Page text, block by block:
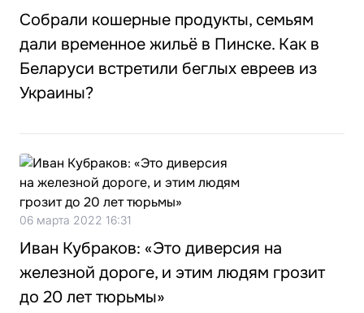
Собрали кошерные продукты, семьям
дали временное жильё в Пинске. Как в
Беларуси встретили беглых евреев из
Украины?
06 марта 2022 16:31
Иван Кубраков: «Это диверсия на
железной дороге, и этим людям грозит
до 20 лет тюрьмы»